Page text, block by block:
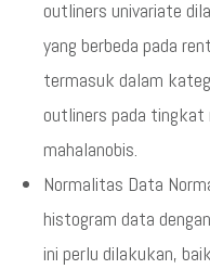
outliners univariate
yang berbeda pada
termasuk dalam
outliners pada
mahalanobis.
Normalitas Data
histogram data
ini perlu dilakukan,